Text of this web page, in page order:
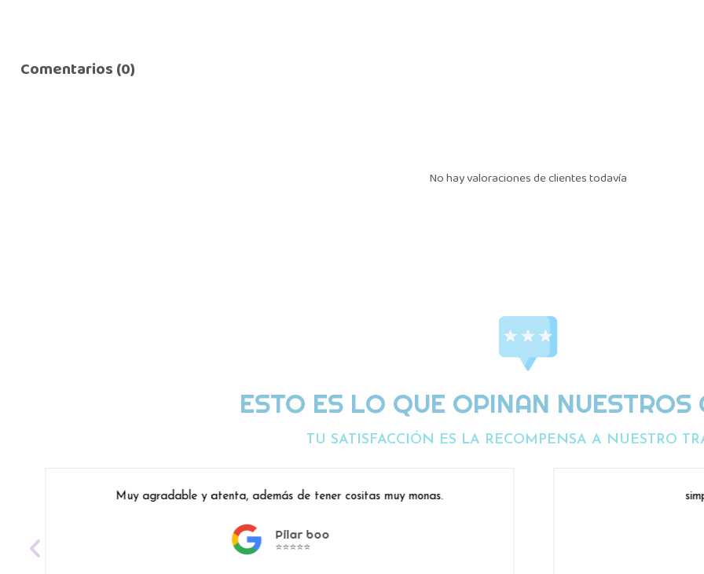
Comentarios (0)
No hay valoraciones de clientes todavía
ESTO ES LO QUE OPINAN NUESTROS
TU SATISFACCIÓN ES LA RECOMPENSA A NUESTRO
Muy agradable y atenta, además de tener cositas muy monas.
Pilar boo
⭐⭐⭐⭐⭐